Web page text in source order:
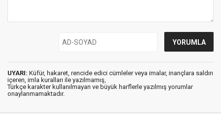
UYARI: Küfür, hakaret, rencide edici cümleler veya imalar, inançlara saldırı
içeren, imla kuralları ile yazılmamış,
Türkçe karakter kullanılmayan ve büyük harflerle yazılmış yorumlar
onaylanmamaktadır.